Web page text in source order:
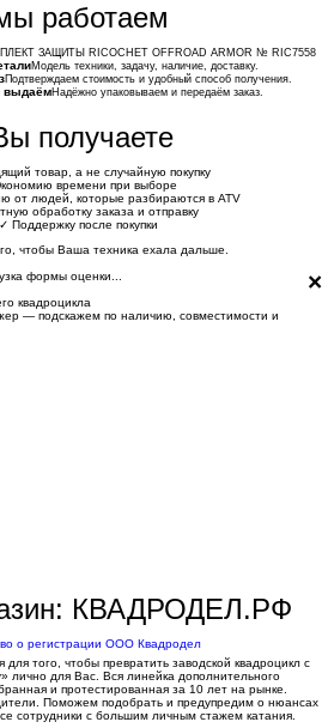
работаем
ЗАЩИТЫ RICOCHET OFFROAD ARMOR № RIC7558
Модель техники, задачу, наличие, доставку.
Подтверждаем стоимость и удобный способ получения.
выдаёмНадёжно упаковываем и передаём заказ.
получаете
товар, а не случайную покупку
времени при выборе
от людей, которые разбираются в ATV
обработку заказа и отправку
✓ Поддержку после покупки
чтобы Ваша техника ехала дальше.
×
формы оценки...
квадроцикла
— подскажем по наличию, совместимости и
КВАДРОДЕЛ.РФ
того, чтобы превратить заводской квадроцикл с
лично для Вас. Вся линейка дополнительного
и протестированная за 10 лет на рынке.
Поможем подобрать и предупредим о нюансах
сотрудники с большим личным стажем катания.